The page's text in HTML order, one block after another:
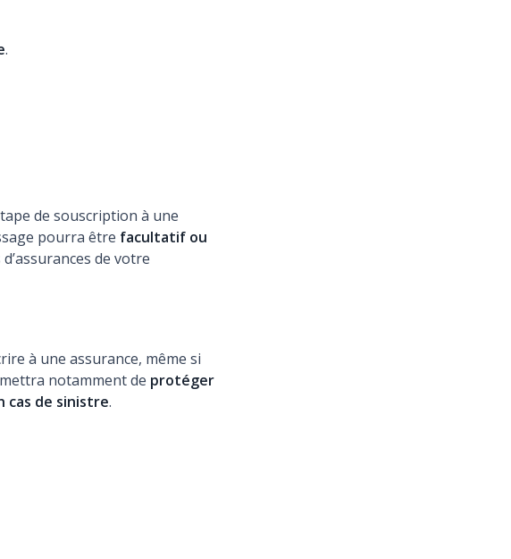
.
de souscription à une
pourra être facultatif ou
de votre
à une assurance, même si
notamment de protéger
cas de sinistre.